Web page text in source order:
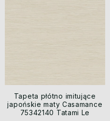
Tapeta płótno imitujące
japońskie maty Casamance
75342140 Tatami Le